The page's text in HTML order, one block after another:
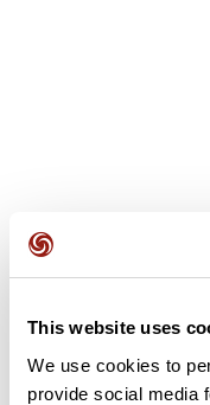
This website uses
We use cookies to
provide social media
Recensioni degli utenti
Questo percorso non
L'hai già effettuato?